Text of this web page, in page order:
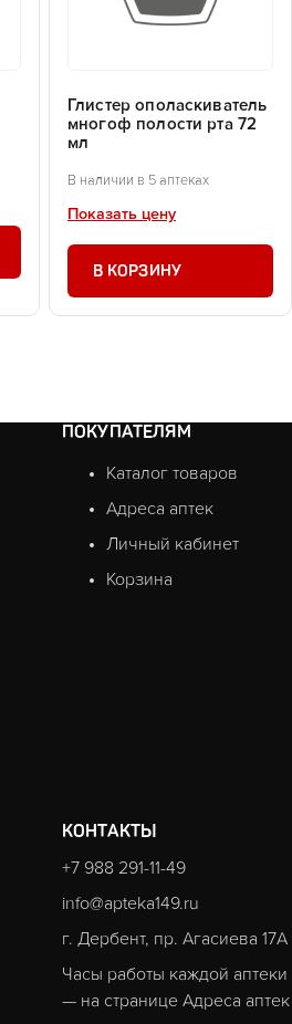
Глистер ополаскиватель
многоф полости рта 72
мл
В наличии в 5 аптеках
Показать цену
В КОРЗИНУ
ПОКУПАТЕЛЯМ
Каталог товаров
Адреса аптек
Личный кабинет
Корзина
КОНТАКТЫ
+7 988 291-11-49
info@apteka149.ru
г. Дербент, пр. Агасиева 17А
Часы работы каждой аптеки
— на странице Адреса аптек